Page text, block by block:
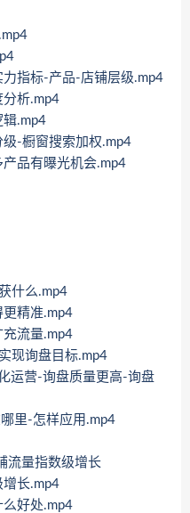
指标-产品-店铺层级.mp4
分析.mp4
辑.mp4
级-橱窗搜索加权.mp4
品有曝光机会.mp4
什么.mp4
更精准.mp4
充流量.mp4
现询盘目标.mp4
运营-询盘质量更高-询盘
里-怎样应用.mp4
流量指数级增长
增长.mp4
么好处.mp4